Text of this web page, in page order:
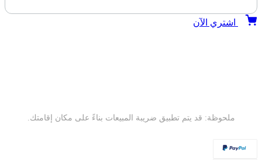
اشتري الآن
ملحوظة: قد يتم تطبيق ضريبة المبيعات بناءً على مكان إقامتك.